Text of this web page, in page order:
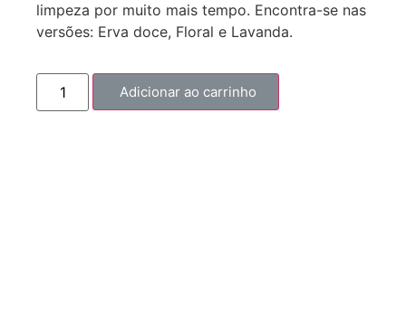
limpeza por muito mais tempo. Encontra-se nas
versões: Erva doce, Floral e Lavanda.
Adicionar ao carrinho